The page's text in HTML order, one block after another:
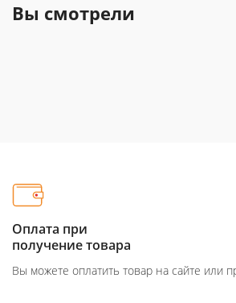
Вы смотрели
Оплата при
получение товара
Вы можете оплатить товар на сайте или